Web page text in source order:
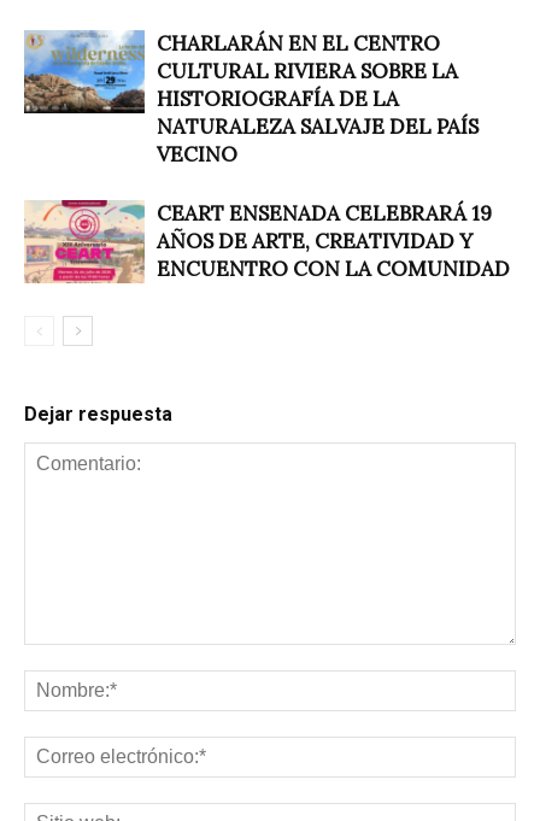
CHARLARÁN EN EL CENTRO
CULTURAL RIVIERA SOBRE LA
HISTORIOGRAFÍA DE LA
NATURALEZA SALVAJE DEL PAÍS
VECINO
CEART ENSENADA CELEBRARÁ 19
AÑOS DE ARTE, CREATIVIDAD Y
ENCUENTRO CON LA COMUNIDAD
Dejar respuesta